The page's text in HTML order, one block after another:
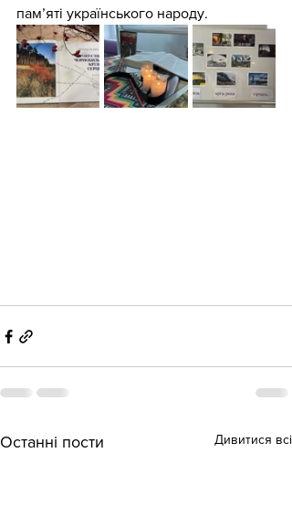
пам’яті українського народу.
Останні пости Дивитися всі